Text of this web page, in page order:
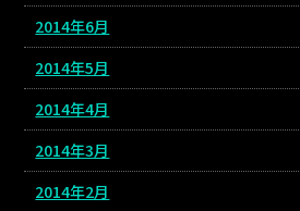
2014年6月
2014年5月
2014年4月
2014年3月
2014年2月